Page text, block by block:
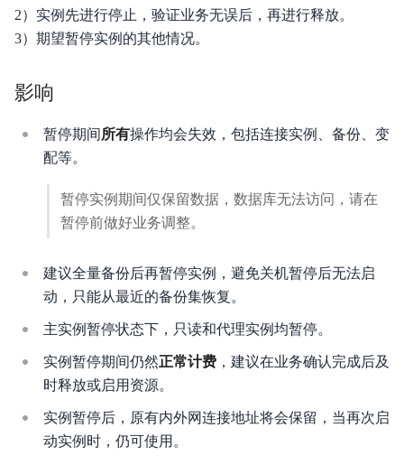
产品简介
快速入门
视频指南
典型实践
SDK
知识库
性能测试白皮书
常见问题
相关协议
2）实例先进行停止，验证业务无误后，再进行释放。
3）期望暂停实例的其他情况。
影响
暂停期间 所有操作均会失效，包括连接实例、备份、变
配等。
暂停实例期间仅保留数据，数据库无法访问，请在
暂停前做好业务调整。
建议全量备份后再暂停实例，避免关机暂停后无法启
动，只能从最近的备份集恢复。
主实例暂停状态下，只读和代理实例均暂停。
实例暂停期间仍然正常计费 ，建议在业务确认完成后及
时释放或启用资源。
实例暂停后，原有内外网连接地址将会保留，当再次启
动实例时，仍可使用。